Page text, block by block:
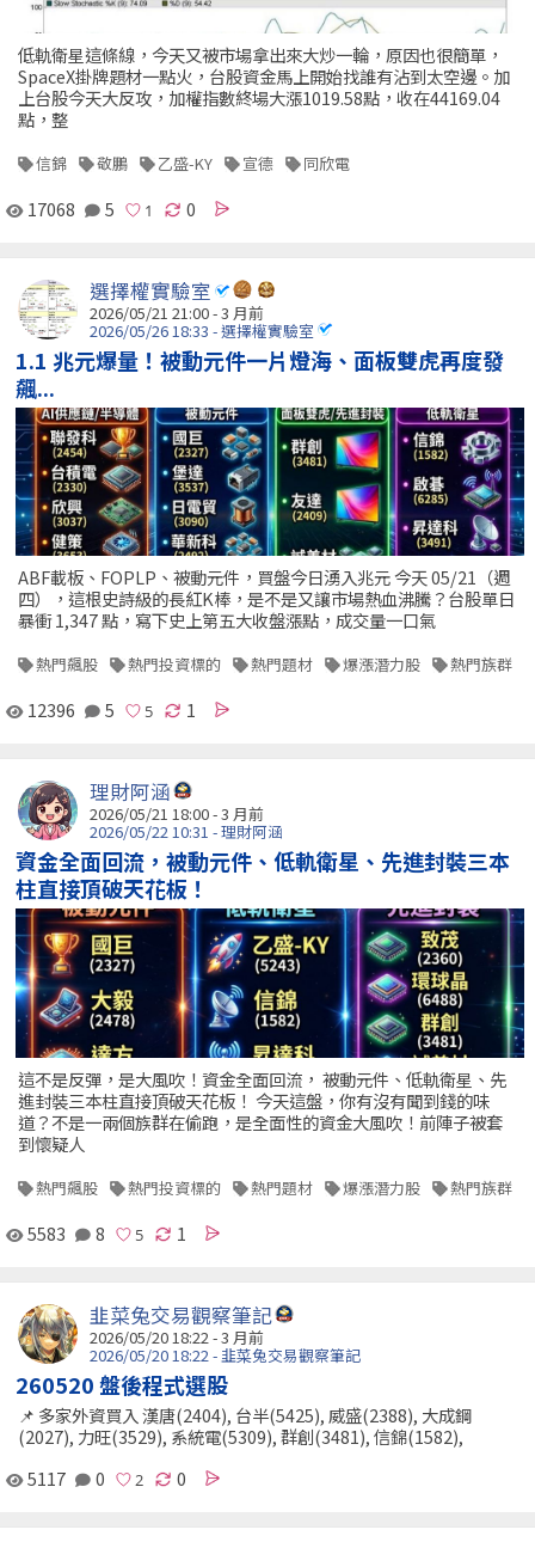
低軌衛星這條線，今天又被市場拿出來大炒一輪，原因也很簡單，
SpaceX掛牌題材一點火，台股資金馬上開始找誰有沾到太空邊。加
上台股今天大反攻，加權指數終場大漲1019.58點，收在44169.04
點，整
信錦 敬鵬 乙盛-KY 宣德 同欣電
17068 5 0
選擇權實驗室
2026/05/21 21:00 - 3 月前
2026/05/26 18:33 - 選擇權實驗室
1.1 兆元爆量！被動元件一片燈海、面板雙虎再度發
飆...
ABF載板、FOPLP、被動元件，買盤今日湧入兆元 今天 05/21（週
四），這根史詩級的長紅K棒，是不是又讓市場熱血沸騰？台股單日
暴衝 1,347 點，寫下史上第五大收盤漲點，成交量一口氣
熱門飆股 熱門投資標的 熱門題材 爆漲潛力股 熱門族群
12396 5 1
理財阿涵
2026/05/21 18:00 - 3 月前
2026/05/22 10:31 - 理財阿涵
資金全面回流，被動元件、低軌衛星、先進封裝三本
柱直接頂破天花板！
這不是反彈，是大風吹！資金全面回流， 被動元件、低軌衛星、先
進封裝三本柱直接頂破天花板！ 今天這盤，你有沒有聞到錢的味
道？不是一兩個族群在偷跑，是全面性的資金大風吹！前陣子被套
到懷疑人
熱門飆股 熱門投資標的 熱門題材 爆漲潛力股 熱門族群
5583 8 1
韭菜兔交易觀察筆記
2026/05/20 18:22 - 3 月前
2026/05/20 18:22 - 韭菜兔交易觀察筆記
260520 盤後程式選股
📌 多家外資買入 漢唐(2404), 台半(5425), 威盛(2388), 大成鋼
(2027), 力旺(3529), 系統電(5309), 群創(3481), 信錦(1582),
5117
0 0